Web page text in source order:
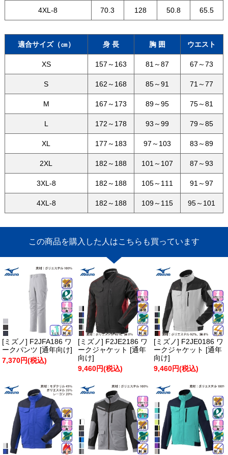
4XL-8 70.3 128 50.8 65.5
適合サイズ（㎝） 身 長 胸 囲 ウエスト
XS 157～163 81～87 67～73
S 162～168 85～91 71～77
M 167～173 89～95 75～81
L 172～178 93～99 79～85
XL 177～183 97～103 83～89
2XL 182～188 101～107 87～93
3XL-8 182～188 105～111 91～97
4XL-8 182～188 109～115 95～101
この商品を購入した人はこちらも買っています
[ミズノ] F2JFA186 ワ
ークパンツ [通年向け]
7,370円(税込)
[ミズノ] F2JE2186 ワ
ークジャケット [通年
向け]
9,460円(税込)
[ミズノ] F2JE0186 ワ
ークジャケット [通年
向け]
9,460円(税込)